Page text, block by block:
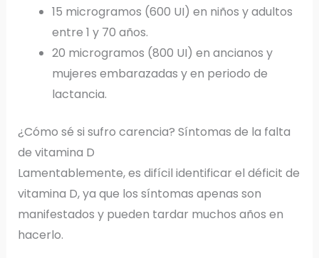
15 microgramos (600 UI) en niños y adultos
entre 1 y 70 años.
20 microgramos (800 UI) en ancianos y
mujeres embarazadas y en periodo de
lactancia.
¿Cómo sé si sufro carencia? Síntomas de la falta
de vitamina D
Lamentablemente, es difícil identificar el déficit de
vitamina D, ya que los síntomas apenas son
manifestados y pueden tardar muchos años en
hacerlo.